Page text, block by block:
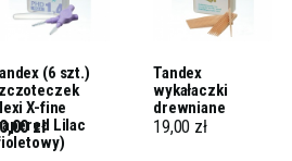
(6 szt.)
X-fine
Lilac
zł
Tandex
wykałaczki
drewniane
19,00 zł